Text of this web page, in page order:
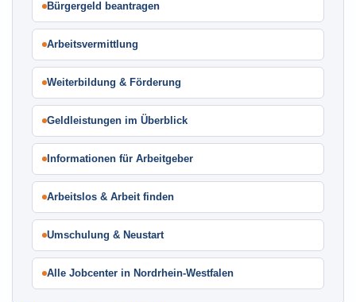
Bürgergeld beantragen
Arbeitsvermittlung
Weiterbildung & Förderung
Geldleistungen im Überblick
Informationen für Arbeitgeber
Arbeitslos & Arbeit finden
Umschulung & Neustart
Alle Jobcenter in Nordrhein-Westfalen